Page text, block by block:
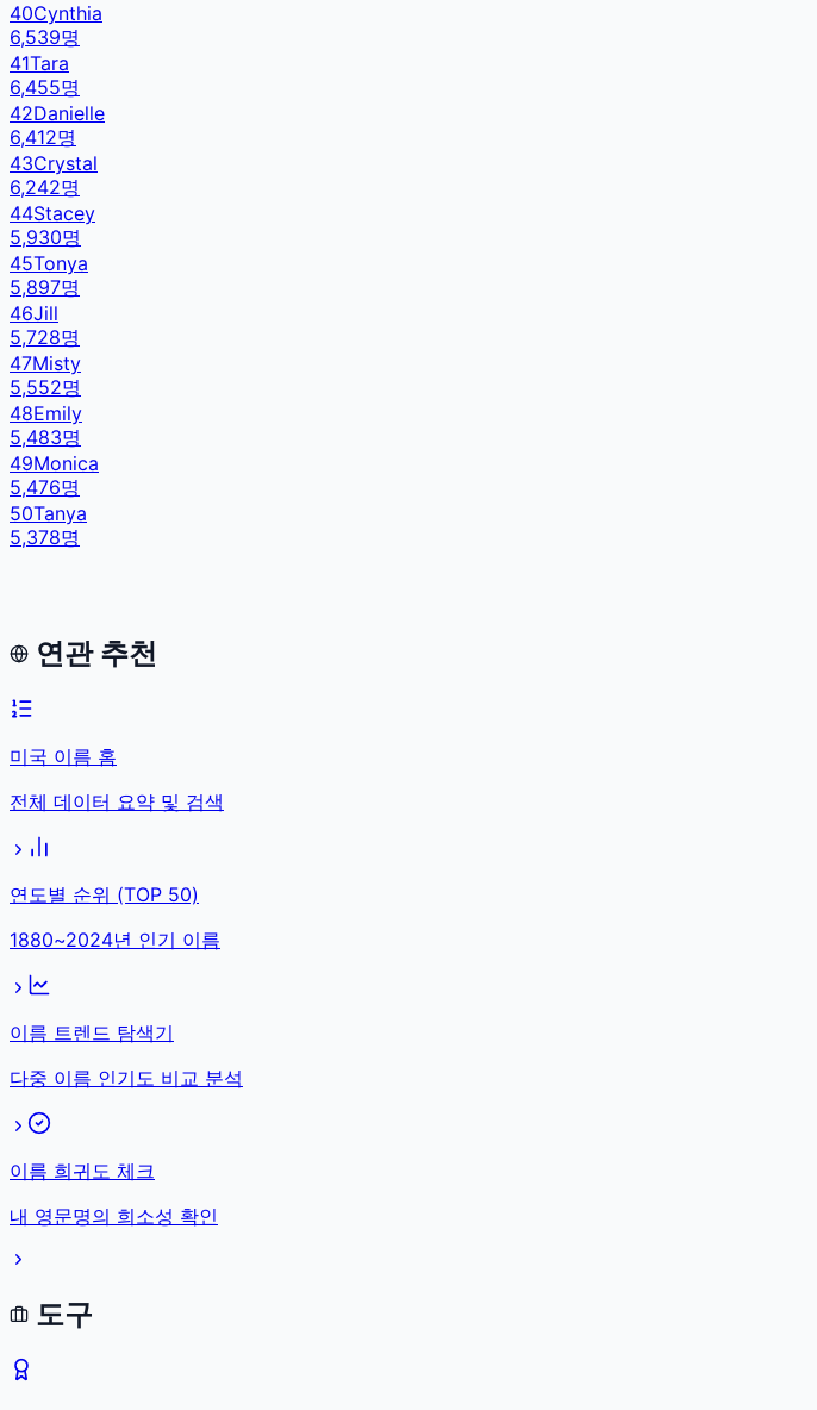
40Cynthia
6,539명
41Tara
6,455명
42Danielle
6,412명
43Crystal
6,242명
44Stacey
5,930명
45Tonya
5,897명
46Jill
5,728명
47Misty
5,552명
48Emily
5,483명
49Monica
5,476명
50Tanya
5,378명
연관 추천
미국 이름 홈
전체 데이터 요약 및 검색
연도별 순위 (TOP 50)
1880~2024년 인기 이름
이름 트렌드 탐색기
다중 이름 인기도 비교 분석
이름 희귀도 체크
내 영문명의 희소성 확인
도구